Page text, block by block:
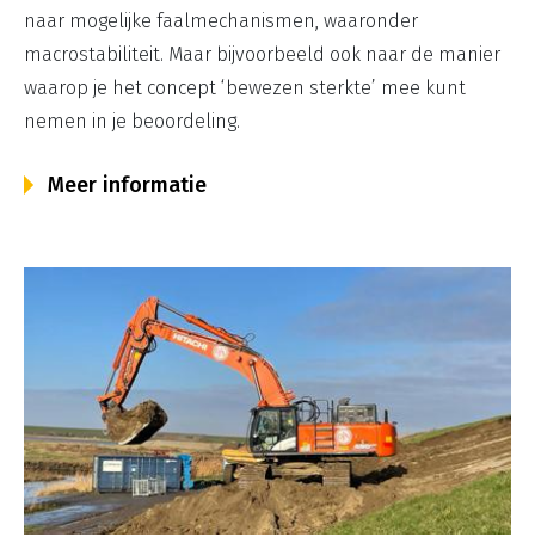
naar mogelijke faalmechanismen, waaronder
macrostabiliteit. Maar bijvoorbeeld ook naar de manier
waarop je het concept ‘bewezen sterkte’ mee kunt
nemen in je beoordeling.
Meer informatie